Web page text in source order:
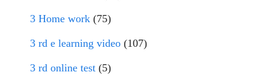
3 Home work (75)
3 rd e learning video (107)
3 rd online test (5)